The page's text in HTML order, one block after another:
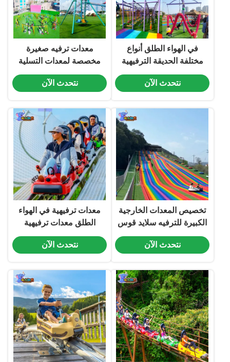
في الهواء الطلق أنواع
مختلفة الحديقة الترفيهية
للأطفال معدات الترفيه
نتحدث الآن
معدات ترفيه صغيرة
مخصصة لمعدات التسلية
نتحدث الآن
تخصيص المعدات الخارجية
الكبيرة للترفيه سلايد قوس
قزح
نتحدث الآن
معدات ترفيهية في الهواء
الطلق معدات ترفيهية
للسيارات الدوارية
نتحدث الآن